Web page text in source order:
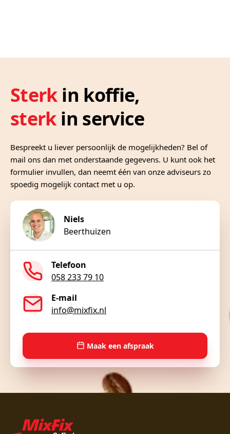
Sterkin koffie,
sterkin service
Bespreekt u liever persoonlijk de mogelijkheden? Bel of
mail ons dan met onderstaande gegevens. U kunt ook het
formulier invullen, dan neemt één van onze adviseurs zo
spoedig mogelijk contact met u op.
Niels
Beerthuizen
Telefoon
058 233 79 10
E-mail
info@mixfix.nl
Maak een afspraak